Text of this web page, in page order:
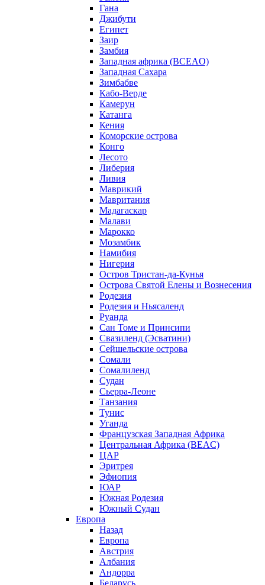
Гана
Джибути
Египет
Заир
Замбия
Западная африка (BCEAO)
Западная Сахара
Зимбабве
Кабо-Верде
Камерун
Катанга
Кения
Коморские острова
Конго
Лесото
Либерия
Ливия
Маврикий
Мавритания
Мадагаскар
Малави
Марокко
Мозамбик
Намибия
Нигерия
Остров Тристан-да-Кунья
Острова Святой Елены и Вознесения
Родезия
Родезия и Ньясаленд
Руанда
Сан Томе и Принсипи
Свазиленд (Эсватини)
Сейшельские острова
Сомали
Сомалиленд
Судан
Сьерра-Леоне
Танзания
Тунис
Уганда
Французская Западная Африка
Центральная Африка (BEAC)
ЦАР
Эритрея
Эфиопия
ЮАР
Южная Родезия
Южный Судан
Европа
Назад
Европа
Австрия
Албания
Андорра
Беларусь